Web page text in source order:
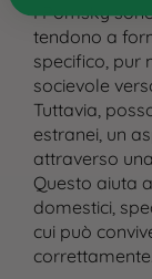
I Pomsky
tendono a
specifico, pur
socievole
Tuttavia,
estranei, un
attraverso una
Questo aiuta
domestici,
cui può
correttamente​.